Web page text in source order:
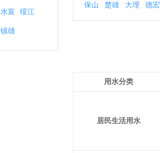
水富 绥江
镇雄
保山 楚雄 大理 德宏
用水分类
居民生活用水